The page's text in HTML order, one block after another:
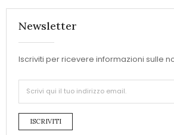
Newsletter
Iscriviti per ricevere informazioni sulle
ISCRIVITI